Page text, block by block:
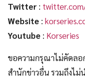
Twitter :
Website :
Youtube : Korseries
ขอความกรุณาไม่คัดล
สำนักข่าวอื่น รวมถึงไม่